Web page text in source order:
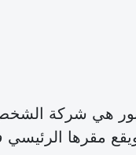
هي شركة
مقرها